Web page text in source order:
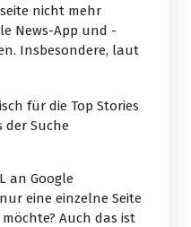
nicht mehr
News-App und -
Insbesondere, laut
für die Top Stories
der Suche
an Google
eine einzelne Seite
Auch das ist